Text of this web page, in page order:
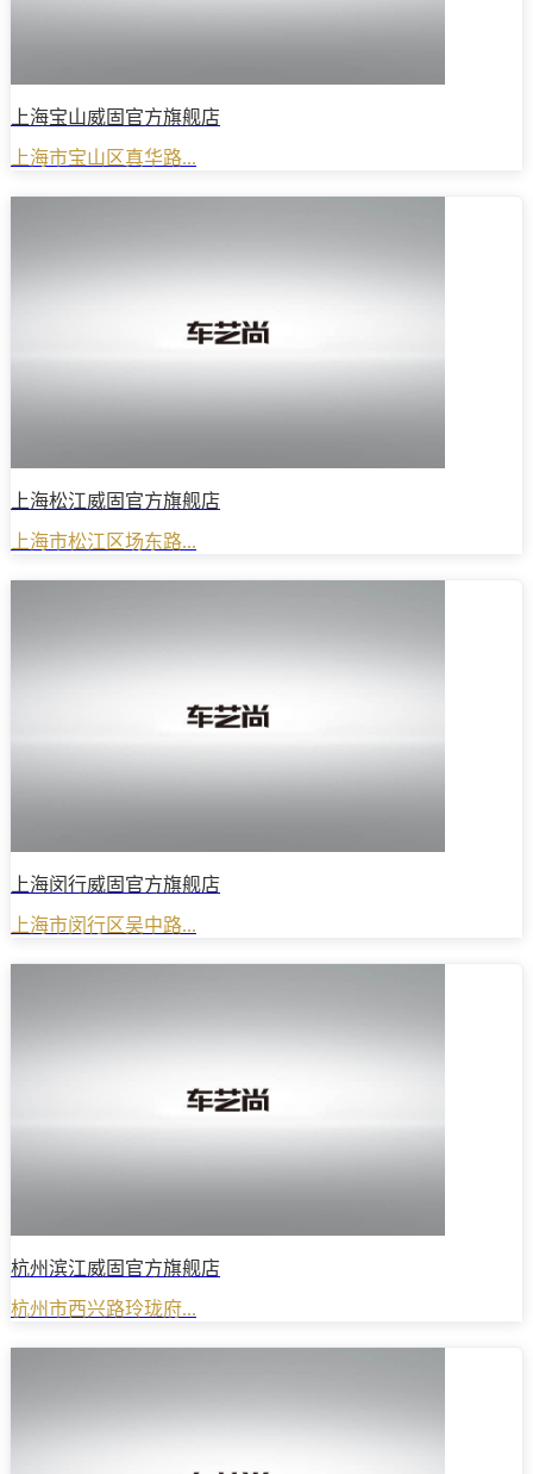
上海宝山威固官方旗舰店
上海市宝山区真华路...
上海松江威固官方旗舰店
上海市松江区场东路...
上海闵行威固官方旗舰店
上海市闵行区吴中路...
杭州滨江威固官方旗舰店
杭州市西兴路玲珑府...